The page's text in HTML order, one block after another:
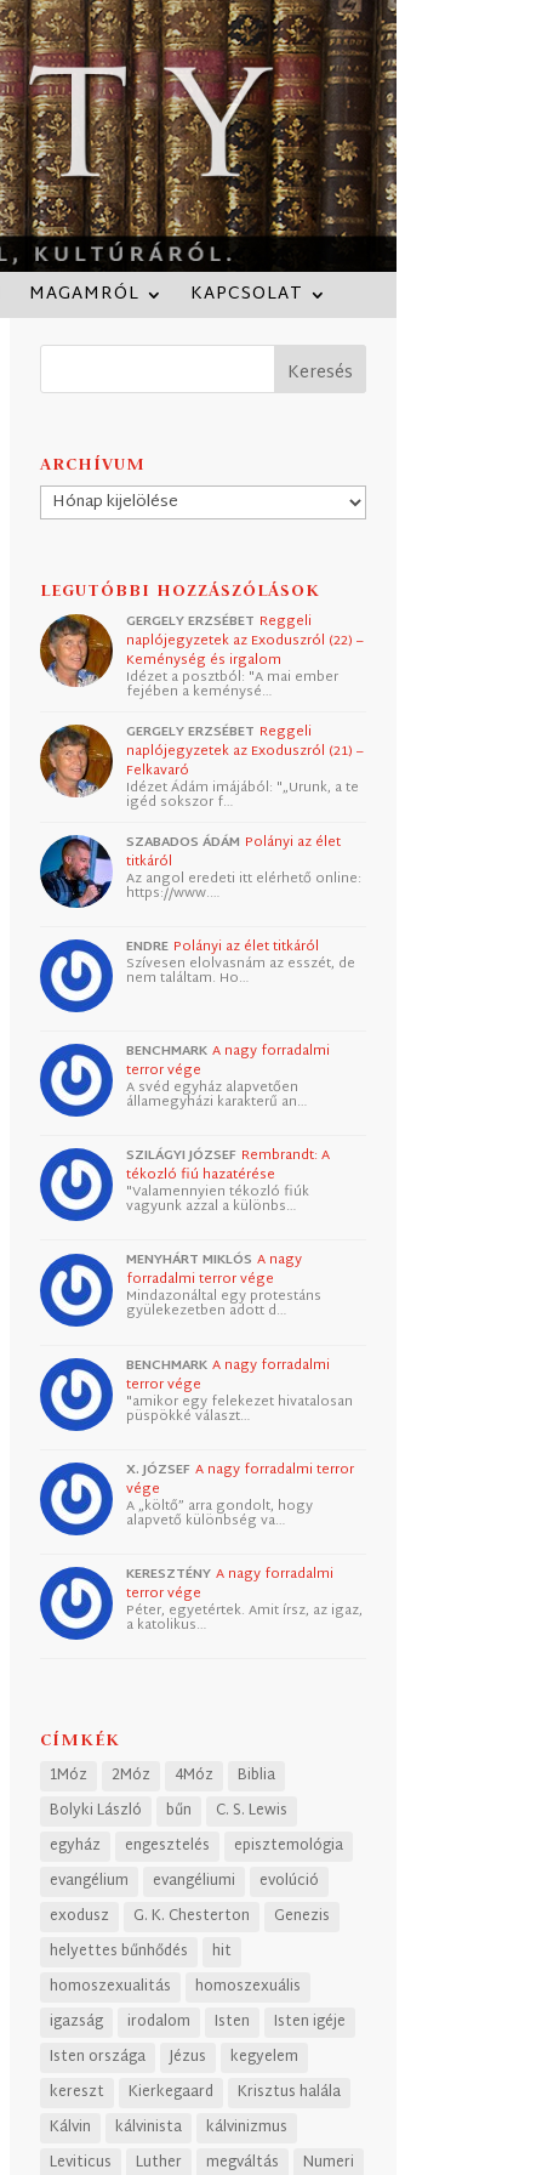
MAGAMRÓL KAPCSOLAT
ARCHÍVUM
Archívum
LEGUTÓBBI HOZZÁSZÓLÁSOK
GERGELY ERZSÉBET Reggeli
naplójegyzetek az Exoduszról (22) –
Keménység és irgalom
Idézet a posztból: "A mai ember
fejében a keménysé…
GERGELY ERZSÉBET Reggeli
naplójegyzetek az Exoduszról (21) –
Felkavaró
Idézet Ádám imájából: "„Urunk, a te
igéd sokszor f…
SZABADOS ÁDÁM Polányi az élet
titkáról
Az angol eredeti itt elérhető online:
https://www.…
ENDRE Polányi az élet titkáról
Szívesen elolvasnám az esszét, de
nem találtam. Ho…
BENCHMARK A nagy forradalmi
terror vége
A svéd egyház alapvetően
államegyházi karakterű an…
SZILÁGYI JÓZSEF Rembrandt: A
tékozló fiú hazatérése
"Valamennyien tékozló fiúk
vagyunk azzal a különbs…
MENYHÁRT MIKLÓS A nagy
forradalmi terror vége
Mindazonáltal egy protestáns
gyülekezetben adott d…
BENCHMARK A nagy forradalmi
terror vége
"amikor egy felekezet hivatalosan
püspökké választ…
X. JÓZSEF A nagy forradalmi terror
vége
A „költő” arra gondolt, hogy
alapvető különbség va…
KERESZTÉNY A nagy forradalmi
terror vége
Péter, egyetértek. Amit írsz, az igaz,
a katolikus…
CÍMKÉK
1Móz 2Móz 4Móz
Biblia
Bolyki László
bűn
C. S. Lewis
egyház
engesztelés
episztemológia
evangélium
evangéliumi
evolúció
exodusz
G. K. Chesterton
Genezis
helyettes bűnhődés
hit
homoszexualitás
homoszexuális
igazság
irodalom Isten
Isten igéje
Isten országa
Jézus
kegyelem
kereszt
Kierkegaard
Krisztus halála
Kálvin
kálvinista
kálvinizmus
Leviticus
Luther megváltás Numeri